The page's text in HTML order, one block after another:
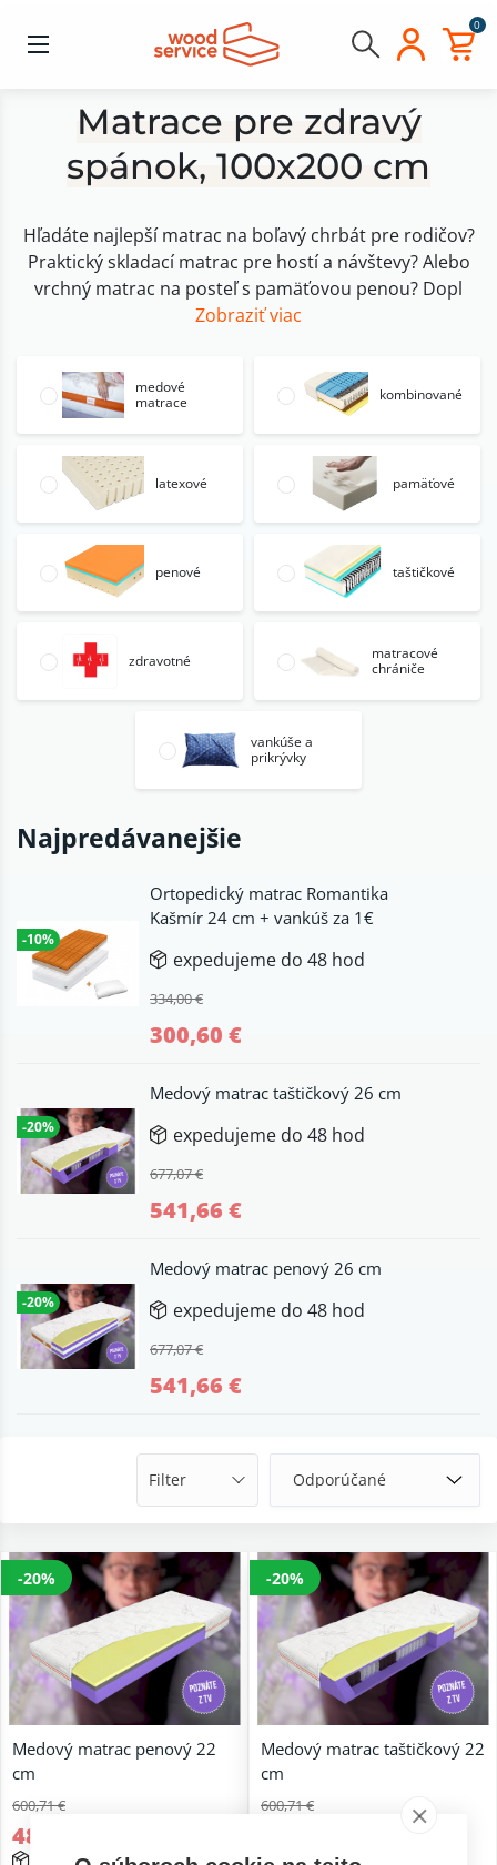
0
Matrace pre zdravý
spánok, 100x200 cm
Hľadáte najlepší matrac na boľavý chrbát pre rodičov?
Praktický skladací matrac pre hostí a návštevy? Alebo
vrchný matrac na posteľ s pamäťovou penou? Dopl
Zobraziť viac
medové
matrace
kombinované
latexové pamäťové
penové taštičkové
zdravotné
matracové
chrániče
vankúše a
prikrývky
Najpredávanejšie
-10%
Ortopedický matrac Romantika
Kašmír 24 cm + vankúš za 1€
expedujeme do 48 hod
334,00 €
300,60 €
-20%
Medový matrac taštičkový 26 cm
expedujeme do 48 hod
677,07 €
541,66 €
-20%
Medový matrac penový 26 cm
expedujeme do 48 hod
677,07 €
541,66 €
Filter
-20%
Medový matrac penový 22
cm
600,71 €
480,57 €
expedujeme do 48 hod
-20%
Medový matrac taštičkový 22
cm
600,71 €
expedujeme do 48 hod